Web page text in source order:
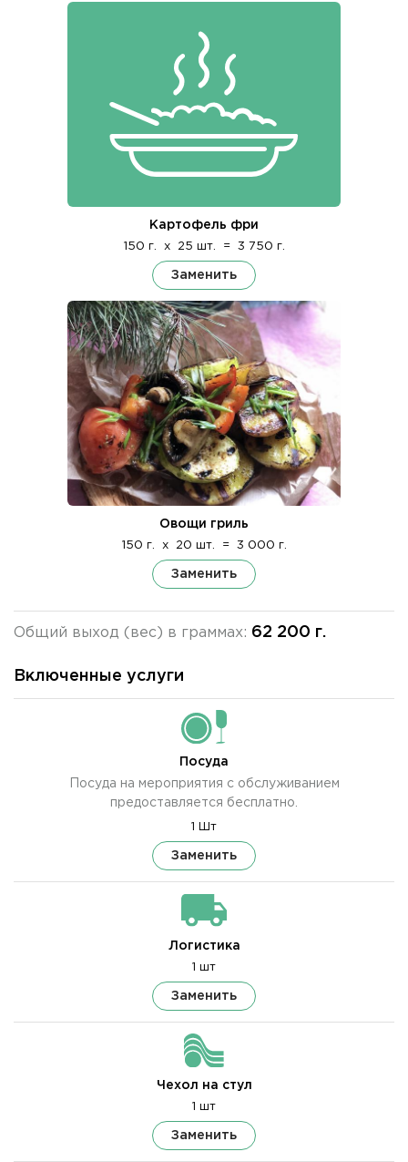
Картофель фри
150 г. x 25 шт. = 3 750 г.
Заменить
Овощи гриль
150 г. x 20 шт. = 3 000 г.
Заменить
Общий выход (вес) в граммах: 62 200 г.
Включенные услуги
Посуда
Посуда на мероприятия с обслуживанием
предоставляется бесплатно.
1 Шт
Заменить
Логистика
1 шт
Заменить
Чехол на стул
1 шт
Заменить